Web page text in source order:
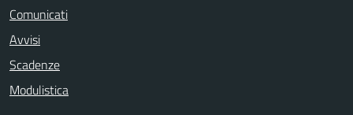
Comunicati
Avvisi
Scadenze
Modulistica